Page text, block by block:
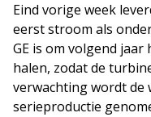
Eind vorige week
eerst stroom als
GE is om volgend
halen, zodat de
verwachting wordt de
serieproductie